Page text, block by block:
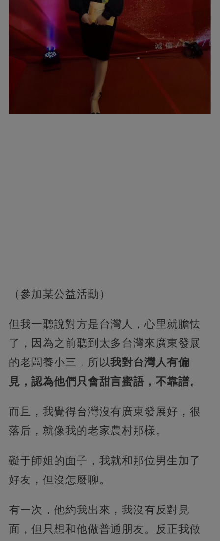
（參加某公益活動）
但我一聽說對方是台灣人，心里就膽怯
了，因為之前聽到太多台灣來廣東發展
的老闆養小三，所以我對台灣人有偏
見，認為他們只會甜言蜜語，不靠譜。
而且，我覺得台灣沒有廣東發展好，很
落后，就像我的老家農村那樣。
礙于師姐的面子，我就和那位男生加了
好友，但沒怎麼聊。
有一次，他約我出來，我沒有反對見
面，但只想和他做普通朋友。反正我做